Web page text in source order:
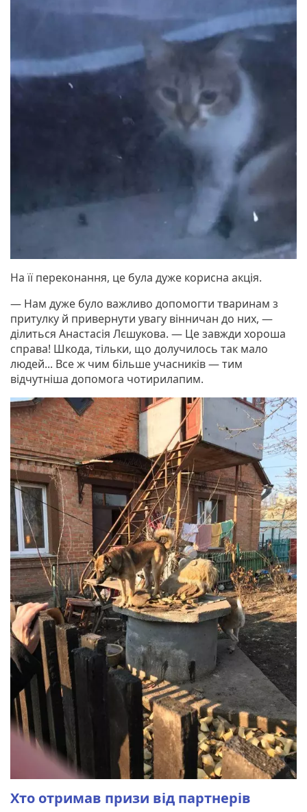
На її переконання, це була дуже корисна акція.
— Нам дуже було важливо допомогти тваринам з
притулку й привернути увагу вінничан до них, —
ділиться Анастасія Лєшукова. — Це завжди хороша
справа! Шкода, тільки, що долучилось так мало
людей... Все ж чим більше учасників — тим
відчутніша допомога чотирилапим.
Хто отримав призи від партнерів